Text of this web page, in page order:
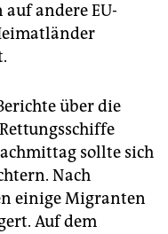
andere EU-
über die
sollte sich
Nach
einige Migranten
Auf dem